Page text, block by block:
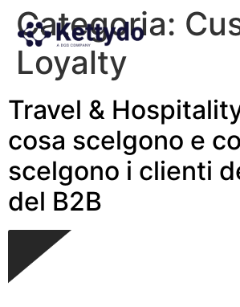
Categoria:
Loyalty
Travel &
cosa scelgono e
scelgono i clienti
del B2B